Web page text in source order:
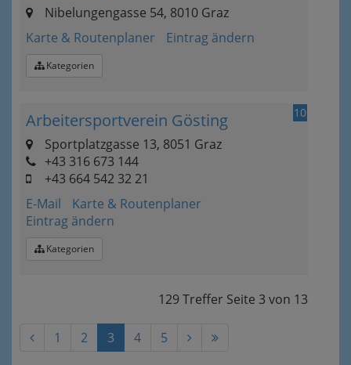
Nibelungengasse 54, 8010 Graz
Karte & Routenplaner
Eintrag ändern
Kategorien
10
Arbeitersportverein Gösting
Sportplatzgasse 13, 8051 Graz
+43 316 673 144
+43 664 542 32 21
E-Mail
Karte & Routenplaner
Eintrag ändern
Kategorien
129 Treffer Seite 3 von 13
1 2 3 4 5